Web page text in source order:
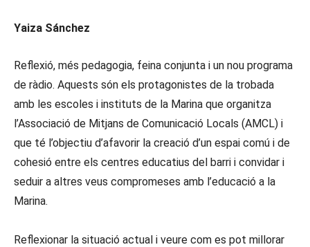
Yaiza Sánchez
Reflexió, més pedagogia, feina conjunta i un nou programa
de ràdio. Aquests són els protagonistes de la trobada
amb les escoles i instituts de la Marina que organitza
l’Associació de Mitjans de Comunicació Locals (AMCL) i
que té l’objectiu d’afavorir la creació d’un espai comú i de
cohesió entre els centres educatius del barri i convidar i
seduir a altres veus compromeses amb l’educació a la
Marina.
Reflexionar la situació actual i veure com es pot millorar